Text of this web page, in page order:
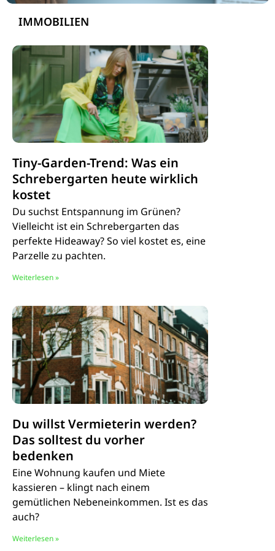
IMMOBILIEN
Tiny-Garden-Trend: Was ein
Schrebergarten heute wirklich
kostet
Du suchst Entspannung im Grünen?
Vielleicht ist ein Schrebergarten das
perfekte Hideaway? So viel kostet es, eine
Parzelle zu pachten.
Weiterlesen »
Du willst Vermieterin werden?
Das solltest du vorher
bedenken
Eine Wohnung kaufen und Miete
kassieren – klingt nach einem
gemütlichen Nebeneinkommen. Ist es das
auch?
Weiterlesen »